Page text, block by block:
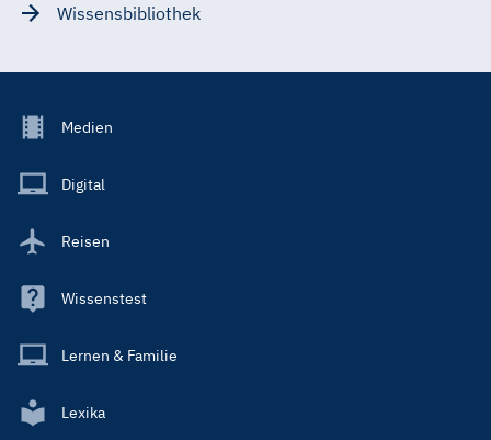
Wissensbibliothek
Footer
Main
Medien
Digital
Reisen
Wissenstest
Lernen & Familie
Lexika